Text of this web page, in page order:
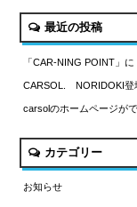
最近の投稿
「CAR-NING POINT」
CARSOL. NORIDOKI登
carsolのホームページが
カテゴリー
お知らせ